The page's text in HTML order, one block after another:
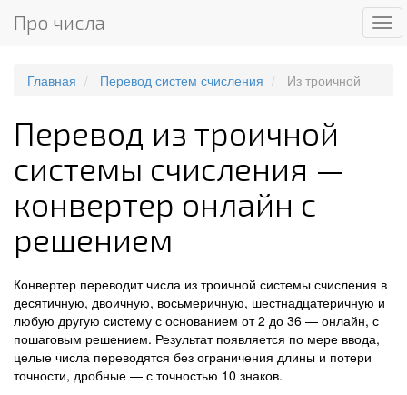
Про числа
Главная Перевод систем счисления Из троичной
Перевод из троичной
системы счисления —
конвертер онлайн с
решением
Конвертер переводит числа из троичной системы счисления в
десятичную, двоичную, восьмеричную, шестнадцатеричную и
любую другую систему с основанием от 2 до 36 — онлайн, с
пошаговым решением. Результат появляется по мере ввода,
целые числа переводятся без ограничения длины и потери
точности, дробные — с точностью 10 знаков.